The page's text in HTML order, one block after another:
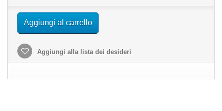
Aggiungi al carrello
Aggiungi alla lista dei desideri